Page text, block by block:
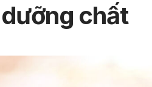
chất